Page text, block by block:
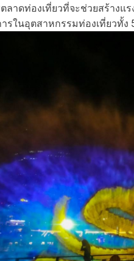
ลาดท่องเที่ยวที่จะช่วยสร้างแ
รในอุตสาหกรรมท่องเที่ยวทั้ง